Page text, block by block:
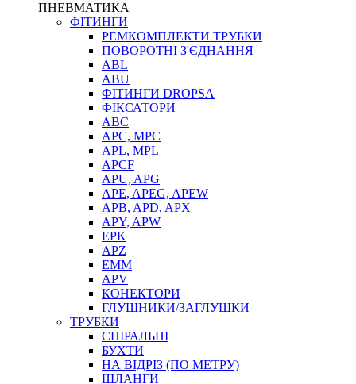
ПНЕВМАТИКА
ФІТИНГИ
РЕМКОМПЛЕКТИ ТРУБКИ
ПОВОРОТНІ З'ЄДНАННЯ
ABL
ABU
ФІТИНГИ DROPSA
ФІКСАТОРИ
ABC
APC, MPC
APL, MPL
APCF
APU, APG
APE, APEG, APEW
APB, APD, APX
APY, APW
EPK
APZ
EMM
APV
КОНЕКТОРИ
ГЛУШНИКИ/ЗАГЛУШКИ
ТРУБКИ
СПІРАЛЬНІ
БУХТИ
НА ВІДРІЗ (ПО МЕТРУ)
ШЛАНГИ